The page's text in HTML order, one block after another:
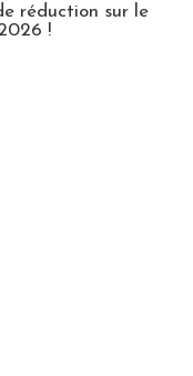
réduction sur le
!